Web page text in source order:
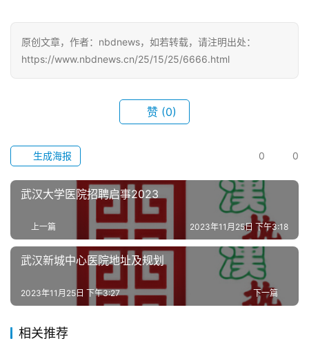
原创文章，作者：nbdnews，如若转载，请注明出处：
https://www.nbdnews.cn/25/15/25/6666.html
赞 (0)
0 0
生成海报
武汉大学医院招聘启事2023
上一篇 2023年11月25日 下午3:18
武汉新城中心医院地址及规划
下一篇
2023年11月25日 下午3:27
相关推荐